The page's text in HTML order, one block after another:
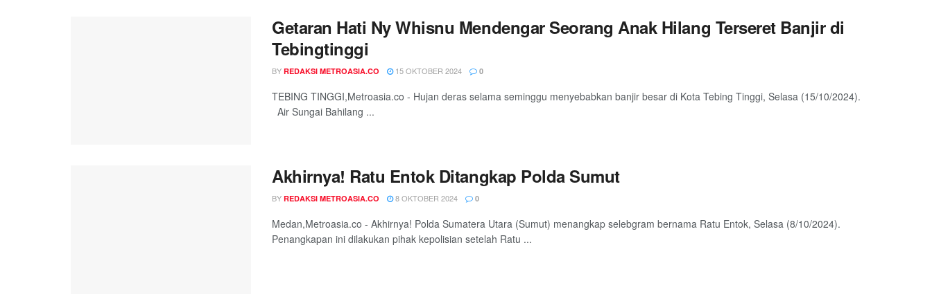
Getaran Hati Ny Whisnu Mendengar Seorang Anak Hilang Terseret Banjir di
Tebingtinggi
BY REDAKSI METROASIA.CO 15 OKTOBER 2024 0
TEBING TINGGI,Metroasia.co - Hujan deras selama seminggu menyebabkan banjir besar di Kota Tebing Tinggi, Selasa (15/10/2024).
Air Sungai Bahilang ...
Akhirnya! Ratu Entok Ditangkap Polda Sumut
BY REDAKSI METROASIA.CO 8 OKTOBER 2024 0
Medan,Metroasia.co - Akhirnya! Polda Sumatera Utara (Sumut) menangkap selebgram bernama Ratu Entok, Selasa (8/10/2024).
Penangkapan ini dilakukan pihak kepolisian setelah Ratu ...